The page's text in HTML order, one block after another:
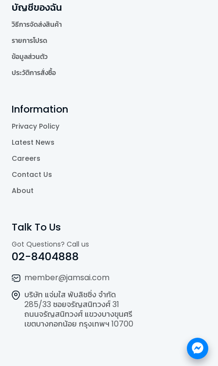
บัญชีของฉัน
วิธีการจัดส่งสินค้า
รายการโปรด
ข้อมูลส่วนตัว
ประวัติการสั่งซื้อ
Information
Privacy Policy
Latest News
Careers
Contact Us
About
Talk To Us
Got Questions? Call us
02-8404888
member@jamsai.com
บริษัท แจ่มใส พับลิชชิ่ง จำกัด
285/33 ซอยจรัญสนิทวงศ์ 31
ถนนจรัญสนิทวงศ์ แขวงบางขุนศรี
เขตบางกอกน้อย กรุงเทพฯ 10700